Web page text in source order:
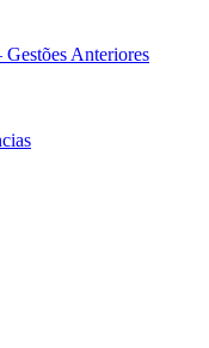
Gestões Anteriores